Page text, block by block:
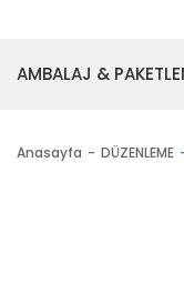
AMBALAJ &
Anasayfa DÜZENLEME